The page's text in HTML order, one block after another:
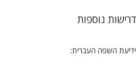
דרישות נוספות
ידיעת השפה העברית: